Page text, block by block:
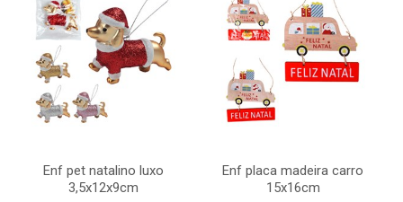
Enf pet natalino luxo
3,5x12x9cm
Enf placa madeira carro
15x16cm